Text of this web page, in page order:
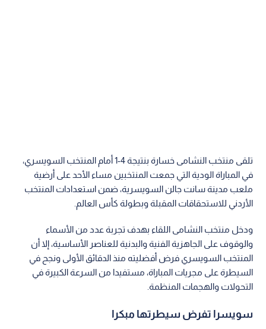
تلقى منتخب النشامى خسارة بنتيجة 4-1 أمام المنتخب السويسري،
في المباراة الودية التي جمعت المنتخبين مساء الأحد على أرضية
ملعب مدينة سانت جالن السويسرية، ضمن استعدادات المنتخب
الأردني للاستحقاقات المقبلة وبطولة كأس العالم.
ودخل منتخب النشامى اللقاء بهدف تجربة عدد من الأسماء
والوقوف على الجاهزية الفنية والبدنية للعناصر الأساسية، إلا أن
المنتخب السويسري فرض أفضليته منذ الدقائق الأولى ونجح في
السيطرة على مجريات المباراة، مستفيدا من السرعة الكبيرة في
التحولات والهجمات المنظمة.
سويسرا تفرض سيطرتها مبكرا